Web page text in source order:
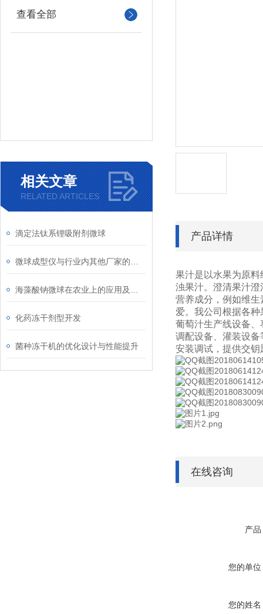
查看全部
相关文章
RELATED ARTICLES
滴定法钛系锂吸附剂微球
化药冻干剂型开发
菌种冻干机的优化设计与性能提升
产品详情
果汁是以水果为原
浊果汁。澄清果汁
营养成分，例如维
爱。 我公司根据各
葡萄汁生产线设备
调配设备、灌装设
安装调试，提供交钥
在线咨询
产品
您的单位
您的姓名